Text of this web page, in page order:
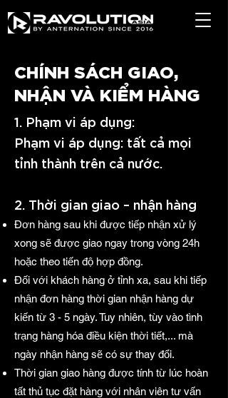
CHÍNH SÁCH GIAO,
NHẬN VÀ KIỂM HÀNG
1. Phạm vi áp dụng:
Phạm vi áp dụng: tất cả mọi
tỉnh thành trên cả nước.
2. Thời gian giao – nhận hàng
Đơn hàng sau khi được tiếp nhận xử lý
xong sẽ được giao ngay trong vòng 24h
hoặc theo tiến độ hợp đồng.
Đối với khách hàng ở tỉnh xa, sau khi tiếp
nhận đơn hàng thời gian nhận hàng dự
kiến từ 3 - 5 ngày. Tuy nhiên, tùy vào tình
trạng hàng hóa điều kiện thời tiết,... mà
ngày nhận hàng sẽ có sự thay đổi.
Thời gian giao hàng được tính từ lúc hoàn
tất thủ tục đặt hàng với nhân viên tư vấn